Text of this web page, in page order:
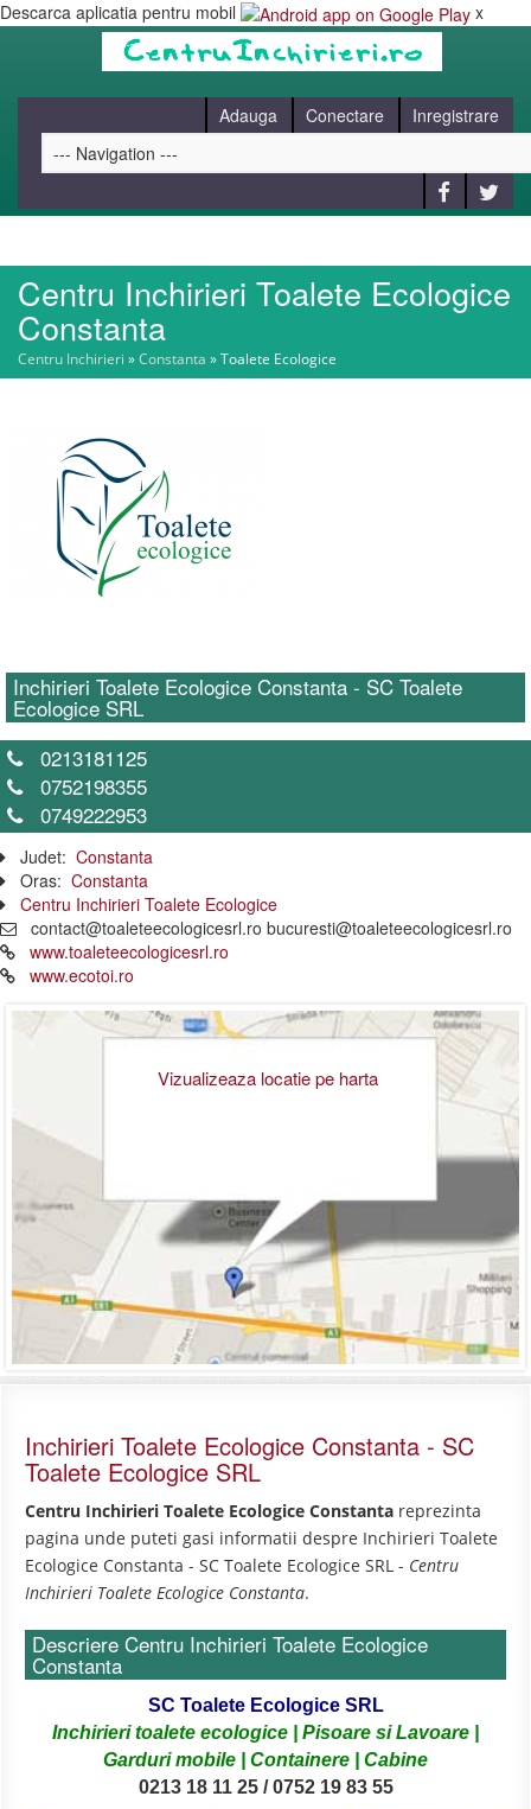
Descarca aplicatia pentru mobil x
Adauga Conectare Inregistrare
HOME
CAUT
BLOG
CONTACT
Centru Inchirieri Toalete Ecologice
Constanta
Centru Inchirieri »Constanta »Toalete Ecologice
Inchirieri Toalete Ecologice Constanta - SC Toalete
Ecologice SRL
0213181125
0752198355
0749222953
Judet: Constanta
Oras: Constanta
Centru Inchirieri Toalete Ecologice
contact@toaleteecologicesrl.ro bucuresti@toaleteecologicesrl.ro
www.toaleteecologicesrl.ro
www.ecotoi.ro
Vizualizeaza locatie pe harta
Inchirieri Toalete Ecologice Constanta - SC
Toalete Ecologice SRL
Centru Inchirieri Toalete Ecologice Constanta reprezinta
pagina unde puteti gasi informatii despre Inchirieri Toalete
Ecologice Constanta - SC Toalete Ecologice SRL - Centru
Inchirieri Toalete Ecologice Constanta.
Descriere Centru Inchirieri Toalete Ecologice
Constanta
SC Toalete Ecologice SRL
Inchirieri toalete ecologice | Pisoare si Lavoare |
Garduri mobile | Containere | Cabine
0213 18 11 25 / 0752 19 83 55